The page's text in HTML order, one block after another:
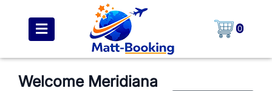
0
Welcome Meridiana